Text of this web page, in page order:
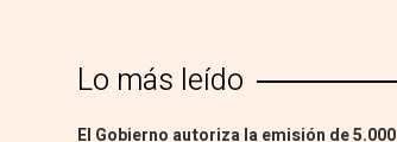
Lo más leído
El Gobierno autoriza la emisión de 5.000